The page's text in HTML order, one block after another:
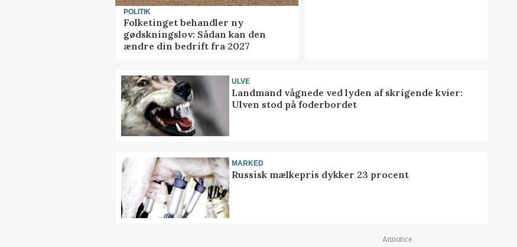
POLITIK
Folketinget behandler ny
gødskningslov: Sådan kan den
ændre din bedrift fra 2027
ULVE
Landmand vågnede ved lyden af skrigende kvier:
Ulven stod på foderbordet
MARKED
Russisk mælkepris dykker 23 procent
Annonce